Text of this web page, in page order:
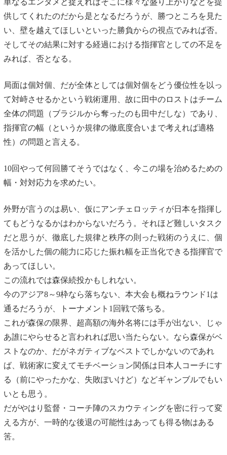
単なるエンタメと捉えればそこに様々な盛り上がりなどを提
供してくれたのだから是となるだろうが、勝つところを見た
い、壁を越えてほしいといった勝負からの視点でみれば否。
そしてその結果に対する経過における指揮官としての不足を
みれば、否となる。
局面は個対個、だが全体としては個対個をどう優位性を以っ
て対峙させるかという戦術運用、故に田中のロストはチーム
全体の問題（ブラジルから奪ったのも田中だしな）であり、
指揮官の幅（というか規律の徹底度合いまで考えれば適格
性）の問題と言える。
10回やって何回勝てそうではなく、今この場を治めるための
幅・対対応力を求めたい。
外野が言うのは易い、仮にアンチェロッティが日本を指揮し
てもどうなるかはわからないだろう。それほど難しいタスク
だと思うが、徹底した規律と秩序の則った戦術のうえに、個
を活かした個の能力に応じた振れ幅を正当化できる指揮官で
あってほしい。
この流れでは森保続投かもしれない。
今のアジア8～9枠なら落ちない、本大会も概ねラウンド1は
通るだろうが、トーナメント1回戦で落ちる。
これが森保の限界、超高額の海外名将には手が出ない、じゃ
あ誰にやらせると言われれば思い当たらない。なら森保がベ
ストなのか、だがネガティブなベストでしかないのであれ
ば、戦術家に変えてモチベーション関係は日本人コーチにす
る（前にやったかな、失敗ぽいけど）などギャンブルでもい
いとも思う。
だがやはり監督・コーチ陣のスカウティングを密に行って変
える方が、一時的な後退の可能性はあっても得る物はある
筈。